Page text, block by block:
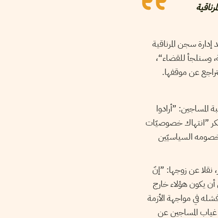
على سجن المرناقية
سجن المرناقية
وسنلجأ للقضاء“،
عن موقفها.
المساجين: ”أرادوا
”انتهاك خصوصيّات
السياسيّين
نقلا عن زوجها: ”إنّ
يكون هؤلاء خارج
في مواجهة الأزمة
المساجين عن